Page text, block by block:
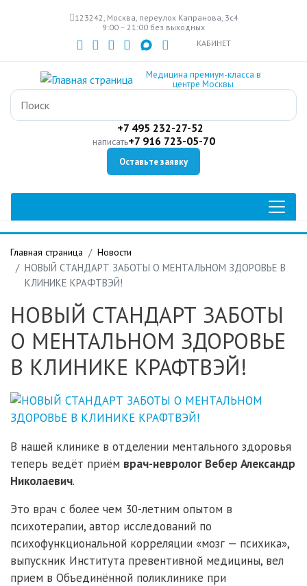
к
основному
содержанию
123242, Москва, переулок Капранова, 3с4
9:00 – 21:00 без выходных
КАБИНЕТ
Медицина премиум-класса в
центре Москвы
+7 495 232-27-52
написать+7 916 723-05-70
Оставьте заявку
Главная страница Новости
НОВЫЙ СТАНДАРТ ЗАБОТЫ О МЕНТАЛЬНОМ ЗДОРОВЬЕ В
КЛИНИКЕ КРАФТВЭЙ!
НОВЫЙ СТАНДАРТ ЗАБОТЫ
О МЕНТАЛЬНОМ ЗДОРОВЬЕ
В КЛИНИКЕ КРАФТВЭЙ!
В нашей клинике в отделении ментального здоровья
теперь ведёт приём врач-невролог Вебер Александр
Николаевич.
Это врач с более чем 30-летним опытом в
психотерапии, автор исследований по
психофункциональной корреляции «мозг — психика»,
выпускник Института превентивной медицины, вел
прием в Объединённой поликлинике при